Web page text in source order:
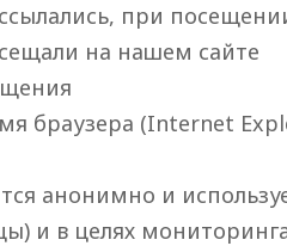
при
на нашем сайте
браузера (Internet
анонимно и
и в целях